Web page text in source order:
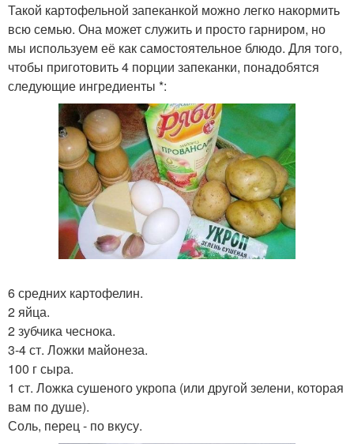
Такой картофельной запеканкой можно легко накормить
всю семью. Она может служить и просто гарниром, но
мы используем её как самостоятельное блюдо. Для того,
чтобы приготовить 4 порции запеканки, понадобятся
следующие ингредиенты *:
6 средних картофелин.
2 яйца.
2 зубчика чеснока.
3-4 ст. Ложки майонеза.
100 г сыра.
1 ст. Ложка сушеного укропа (или другой зелени, которая
вам по душе).
Соль, перец - по вкусу.